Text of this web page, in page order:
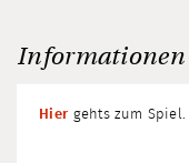
Informationen
Hier gehts zum Spiel.